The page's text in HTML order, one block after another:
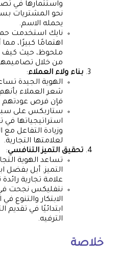
واستثمارها في
نحو المشتريات
يحمله الاسم.
نايك استخدمت
اهتمامًا كبيرًا،
ملحوظ، حيث كيف
من خلال
بناء ولاء العملاء:
الهوية الجيدة
شعر العملاء
فإن فرص عودتهم
ستاربكس على
استراتيجياتها في
وزيادة التفاعل مع
لعلامتها التجارية.
تحقيق التميز التنافسي:
تساعد الهوية
التميز. أبل بفضل
علامة تجارية
نتفليكس نجحت
الابتكار والتنوع
ابتدائيًا في تقديم
الترفيه.
خلاصة